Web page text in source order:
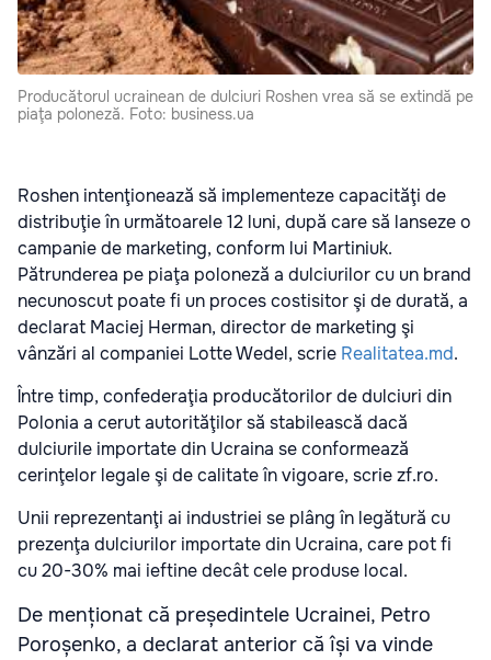
Producătorul ucrainean de dulciuri Roshen vrea să se extindă pe
piaţa poloneză. Foto: business.ua
Roshen intenţionează să implementeze capacităţi de
distribuţie în următoarele 12 luni, după care să lanseze o
campanie de marketing, conform lui Martiniuk.
Pătrunderea pe piaţa poloneză a dulciurilor cu un brand
necunoscut poate fi un proces costisitor şi de durată, a
declarat Maciej Herman, director de marketing şi
vânzări al companiei Lotte Wedel, scrie Realitatea.md.
Între timp, confederaţia producătorilor de dulciuri din
Polonia a cerut autorităţilor să stabilească dacă
dulciurile importate din Ucraina se conformează
cerinţelor legale şi de calitate în vigoare, scrie zf.ro.
Unii reprezentanţi ai industriei se plâng în legătură cu
prezenţa dulciurilor importate din Ucraina, care pot fi
cu 20-30% mai ieftine decât cele produse local.
De menționat că președintele Ucrainei, Petro
Poroșenko, a declarat anterior că își va vinde